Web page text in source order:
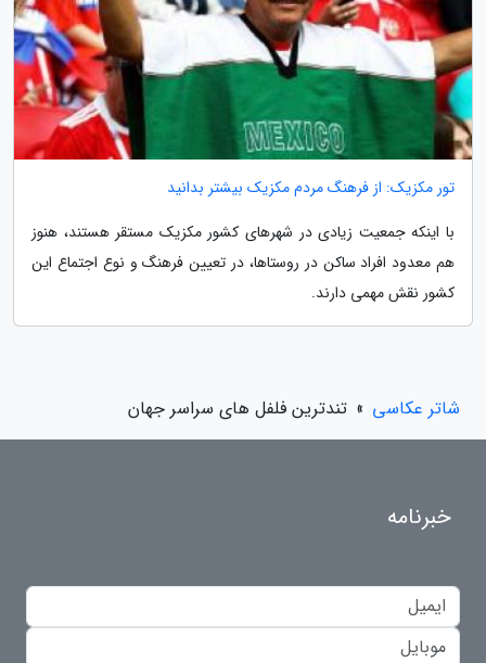
تور مکزیک: از فرهنگ مردم مکزیک بیشتر بدانید
با اینکه جمعیت زیادی در شهرهای کشور مکزیک مستقر هستند، هنوز
هم معدود افراد ساکن در روستاها، در تعیین فرهنگ و نوع اجتماع این
کشور نقش مهمی دارند.
شاتر عکاسی » تندترین فلفل های سراسر جهان
خبرنامه